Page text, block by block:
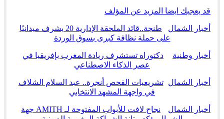
قد يعجبك ايضا المزيد عن المؤلف
أخبار الشمال
طنجة..قائد الملحقة الإدارية 20 يشرف ميدانيًا
على حملة نظافة كبرى بسوق الوردة
أخبار وطنية
دكتوراه تستشرف ريادة المغرب بإفريقيا في
عصر الذكاء الاصطناعي
أخبار الشمال
تشريعيات الفحص أنجرة.. عبد السلام الشلاف
في واجهة المشهد الانتخابي
أخبار الشمال
نجاح لافت للأبواب المفتوحة لـ AMITH جهة